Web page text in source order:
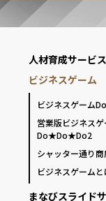
人材育成サービス
ビジネスゲーム
ビジネスゲーム
営業版ビジネスゲ
Do★Do★Do2
シャッター通り
ビジネスゲームと
まなびスライド